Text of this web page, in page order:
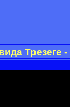
Трезеге